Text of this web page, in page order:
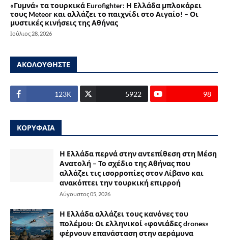
«Γυμνά» τα τουρκικά Eurofighter: Η Ελλάδα μπλοκάρει
τους Meteor και αλλάζει το παιχνίδι στο Αιγαίο! – Οι
μυστικές κινήσεις της Αθήνας
Ιούλιος 28, 2026
ΑΚΟΛΟΥΘΗΣΤΕ
123Κ 5922 98
ΚΟΡΥΦΑΙΑ
Η Ελλάδα περνά στην αντεπίθεση στη Μέση
Ανατολή – Το σχέδιο της Αθήνας που
αλλάζει τις ισορροπίες στον Λίβανο και
ανακόπτει την τουρκική επιρροή
Αύγουστος 05, 2026
Η Ελλάδα αλλάζει τους κανόνες του
πολέμου: Οι ελληνικοί «φονιάδες drones»
φέρνουν επανάσταση στην αεράμυνα